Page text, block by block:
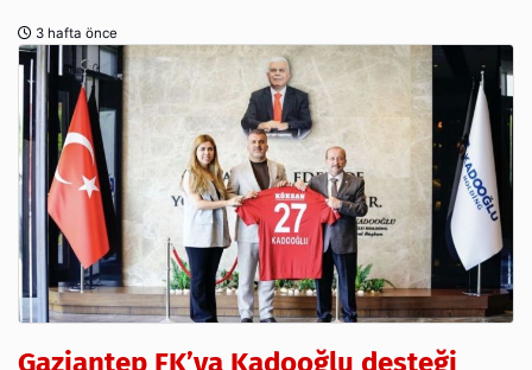
3 hafta önce
Gaziantep FK’ya Kadooğlu desteği